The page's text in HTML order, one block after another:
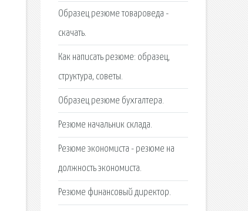
Образец резюме товароведа -
скачать.
Как написать резюме: образец,
структура, советы.
Образец резюме бухгалтера.
Резюме начальник склада.
Резюме экономиста - резюме на
должность экономиста.
Резюме финансовый директор.